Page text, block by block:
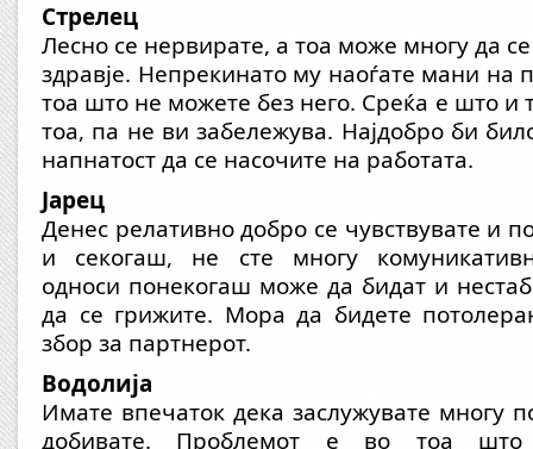
Стрелец
Лесно се нервирате, а тоа може многу да
здравје. Непрекинато му наоѓате мани на
тоа што не можете без него. Среќа е што и
тоа, па не ви забележува. Најдобро би
напнатост да се насочите на работата.
Јарец
Денес релативно добро се чувствувате и
и секогаш, не сте многу
односи понекогаш може да бидат и
да се грижите. Мора да бидете
збор за партнерот.
Водолија
Имате впечаток дека заслужувате многу
добивате. Проблемот е во тоа што